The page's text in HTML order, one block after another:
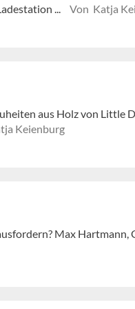
...
Von Katja
aus Holz von Little
Keienburg
Max Hartmann,